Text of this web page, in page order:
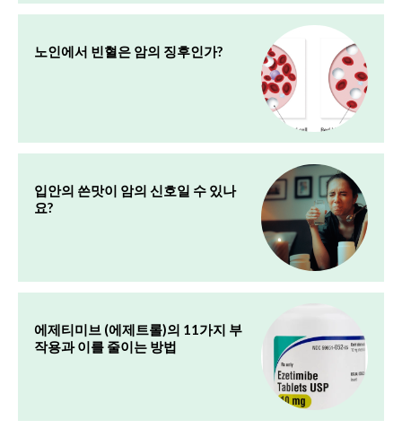
노인에서 빈혈은 암의 징후인가?
입안의 쓴맛이 암의 신호일 수 있나
요?
에제티미브 (에제트롤)의 11가지 부
작용과 이를 줄이는 방법